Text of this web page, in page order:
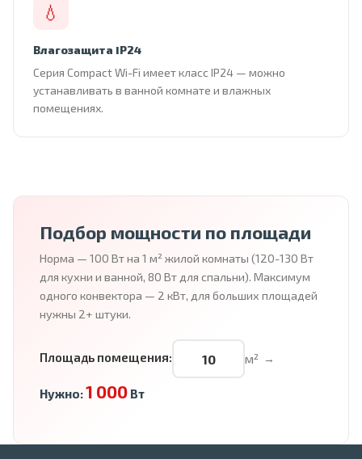
💧
Влагозащита IP24
Серия Compact Wi-Fi имеет класс IP24 — можно
устанавливать в ванной комнате и влажных
помещениях.
Подбор мощности по площади
Норма — 100 Вт на 1 м² жилой комнаты (120-130 Вт
для кухни и ванной, 80 Вт для спальни). Максимум
одного конвектора — 2 кВт, для больших площадей
нужны 2+ штуки.
Площадь помещения: м² →
Нужно:1 000Вт